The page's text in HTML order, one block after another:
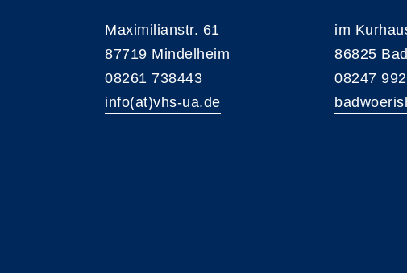
Maximilianstr. 61
87719 Mindelheim
08261 738443
info(at)vhs-ua.de
im
86825
08247